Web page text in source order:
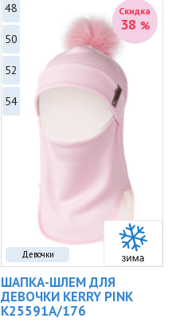
Девочки
Скидка
38 %
48
50
52
54
ШАПКА-ШЛЕМ ДЛЯ
ДЕВОЧКИ KERRY PINK
K25591A/176